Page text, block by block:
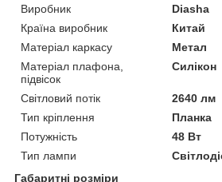
Виробник
Diasha
Країна виробник
Китай
Матеріал каркасу
Метал
Матеріал плафона,
підвісок
Силікон
Світловий потік
2640 лм
Тип кріплення
Планка
Потужність
48 Вт
Тип лампи
Габаритні розміри